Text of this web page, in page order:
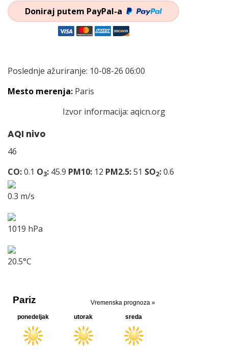
Doniraj putem PayPal-a
Poslednje ažuriranje: 10-08-26 06:00
Mesto merenja: Paris
Izvor informacija: aqicn.org
AQI nivo
46
CO:0.1 O3: 45.9 PM10: 12 PM2.5:51 SO2:0.6
0.3 m/s
1019 hPa
20.5°C